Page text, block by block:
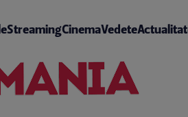
StreamingCinemaVedete